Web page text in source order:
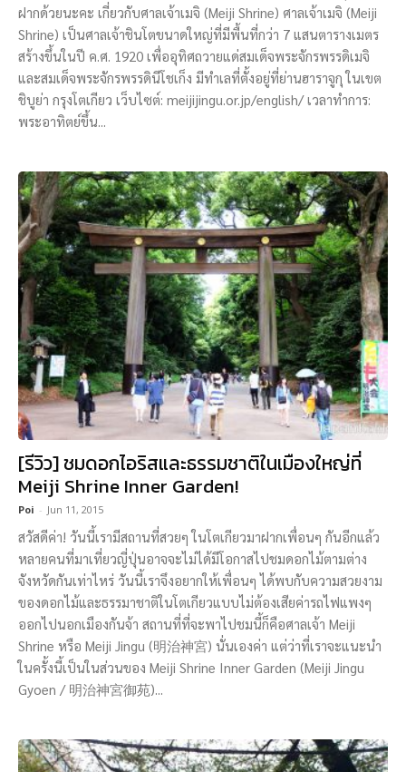
ฝากด้วยนะคะ เกี่ยวกับศาลเจ้าเมจิ (Meiji Shrine) ศาลเจ้าเมจิ (Meiji
Shrine) เป็นศาลเจ้าชินโตขนาดใหญ่ที่มีพื้นที่กว่า 7 แสนตารางเมตร
สร้างขึ้นในปี ค.ศ. 1920 เพื่ออุทิศถวายแด่สมเด็จพระจักรพรรดิเมจิ
และสมเด็จพระจักรพรรดินีโชเก็ง มีทำเลที่ตั้งอยู่ที่ย่านฮาราจูกุ ในเขต
ชิบูย่า กรุงโตเกียว เว็บไซต์: meijijingu.or.jp/english/ เวลาทำการ:
พระอาทิตย์ขึ้น...
[รีวิว] ชมดอกไอริสและธรรมชาติในเมืองใหญ่ที่
Meiji Shrine Inner Garden!
Poi - Jun 11, 2015
สวัสดีค่า! วันนี้เรามีสถานที่สวยๆ ในโตเกียวมาฝากเพื่อนๆ กันอีกแล้ว
หลายคนที่มาเที่ยวญี่ปุ่นอาจจะไม่ได้มีโอกาสไปชมดอกไม้ตามต่าง
จังหวัดกันเท่าไหร่ วันนี้เราจึงอยากให้เพื่อนๆ ได้พบกับความสวยงาม
ของดอกไม้และธรรมาชาติในโตเกียวแบบไม่ต้องเสียค่ารถไฟแพงๆ
ออกไปนอกเมืองกันจ้า สถานที่ที่จะพาไปชมนี้ก็คือศาลเจ้า Meiji
Shrine หรือ Meiji Jingu (明治神宮) นั่นเองค่า แต่ว่าที่เราจะแนะนำ
ในครั้งนี้เป็นในส่วนของ Meiji Shrine Inner Garden (Meiji Jingu
Gyoen / 明治神宮御苑)...